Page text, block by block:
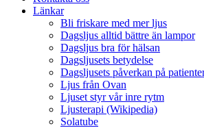
Länkar
Bli friskare med mer ljus
Dagsljus alltid bättre än lampor
Dagsljus bra för hälsan
Dagsljusets betydelse
Dagsljusets påverkan på
Ljus från Ovan
Ljuset styr vår inre rytm
Ljusterapi (Wikipedia)
Solatube